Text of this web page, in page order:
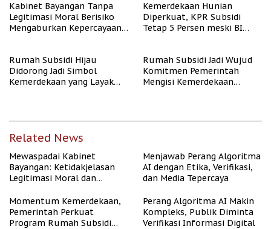
Kabinet Bayangan Tanpa
Legitimasi Moral Berisiko
Mengaburkan Kepercayaan
Kemerdekaan Hunian
Diperkuat, KPR Subsidi
Tetap 5 Persen meski BI
Rumah Subsidi Hijau
Didorong Jadi Simbol
Kemerdekaan yang Layak
Rumah Subsidi Jadi Wujud
Komitmen Pemerintah
Mengisi Kemerdekaan
Related News
Mewaspadai Kabinet
Bayangan: Ketidakjelasan
Legitimasi Moral dan
Menjawab Perang Algoritma
AI dengan Etika, Verifikasi,
dan Media Tepercaya
Momentum Kemerdekaan,
Pemerintah Perkuat
Program Rumah Subsidi
Perang Algoritma AI Makin
Kompleks, Publik Diminta
Verifikasi Informasi Digital